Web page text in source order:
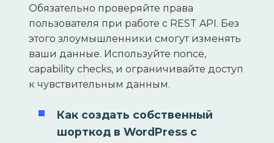
Обязательно проверяйте права
пользователя при работе с REST API. Без
этого злоумышленники смогут изменять
ваши данные. Используйте nonce,
capability checks, и ограничивайте доступ
к чувствительным данным.
Как создать собственный
шорткод в WordPress с